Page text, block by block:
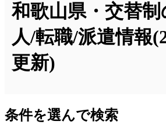
和歌山県・交替
人/転職/派遣情報
更新)
条件を選んで検索